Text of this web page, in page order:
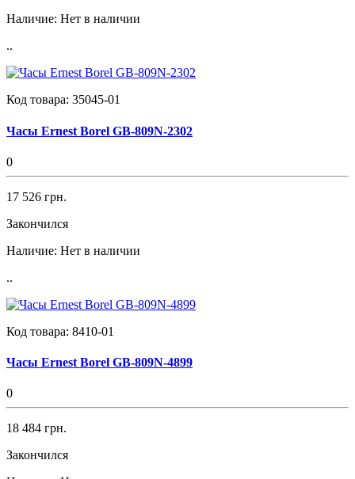
Наличие: Нет в наличии
..
Код товара: 35045-01
Часы Ernest Borel GB-809N-2302
0
17 526 грн.
Закончился
Наличие: Нет в наличии
..
Код товара: 8410-01
Часы Ernest Borel GB-809N-4899
0
18 484 грн.
Закончился